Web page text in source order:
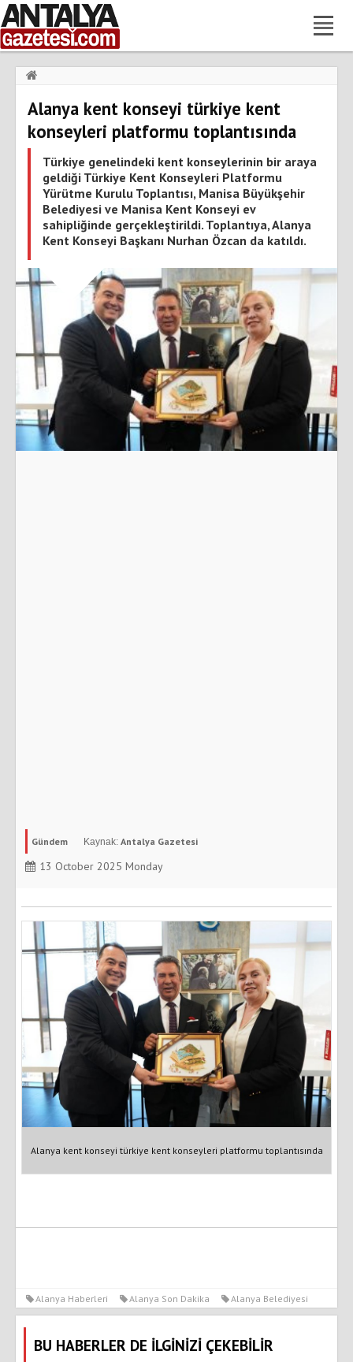
Alanya kent konseyi türkiye kent konseyleri platformu
toplantısında
Alanya kent konseyi türkiye kent
konseyleri platformu toplantısında
Türkiye genelindeki kent konseylerinin bir araya
geldiği Türkiye Kent Konseyleri Platformu
Yürütme Kurulu Toplantısı, Manisa Büyükşehir
Belediyesi ve Manisa Kent Konseyi ev
sahipliğinde gerçekleştirildi. Toplantıya, Alanya
Kent Konseyi Başkanı Nurhan Özcan da katıldı.
Gündem Antalya Gazetesi
13 October 2025 Monday
Alanya kent konseyi türkiye kent konseyleri platformu toplantısında
Alanya Haberleri Alanya Son Dakika Alanya Belediyesi
BU HABERLER DE İLGİNİZİ ÇEKEBİLİR